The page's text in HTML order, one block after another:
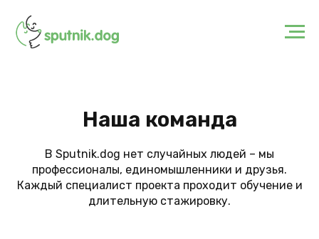
Наша команда
В Sputnik.dog нет случайных людей – мы
профессионалы, единомышленники и друзья.
Каждый специалист проекта проходит обучение и
длительную стажировку.